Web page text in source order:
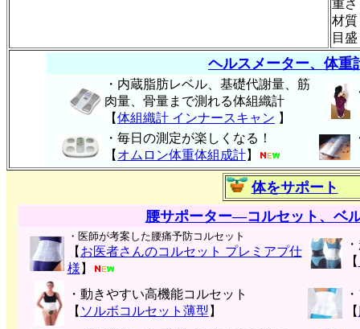
重さ
材
目
ヘルスメーター、体重
・内蔵脂肪レベル、基礎代謝量、筋
肉量、骨量まで測れる体組織計
【体組織計 インナースキャン 】
・毎日の測定が楽しくなる！
【 オムロン体重体組成計】
体をサポート
腰サポーター―コルセット、ベ
・医師が考案した腰痛予防コルセット
【 お医者さんのコルセット プレミアプ仕
様 】
【
・動きやすい高機能コルセット
【 ソルボコルセット薄型 】
【